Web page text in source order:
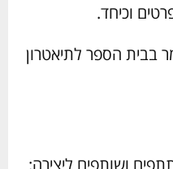
וכיחד.
בבית הספר לתיאטרון
ושותפים ליצירה: